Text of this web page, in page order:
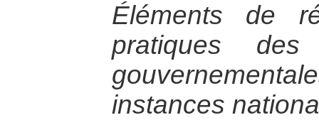
Éléments de
pratiques des
instances